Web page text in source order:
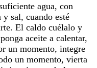
agua, con
sal, cuando esté
El caldo cuélalo y
aceite a calentar,
un momento, integre
un momento, vierta